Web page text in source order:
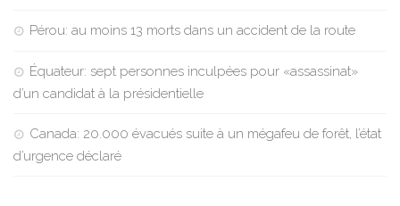
Pérou: au moins 13 morts dans un accident de la route
Équateur: sept personnes inculpées pour «assassinat»
d’un candidat à la présidentielle
Canada: 20.000 évacués suite à un mégafeu de forêt, l’état
d’urgence déclaré